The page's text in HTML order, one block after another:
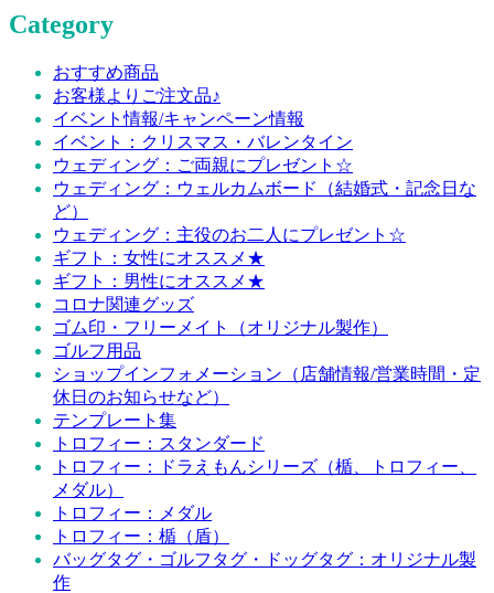
Category
おすすめ商品
お客様よりご注文品♪
イベント情報/キャンペーン情報
イベント：クリスマス・バレンタイン
ウェディング：ご両親にプレゼント☆
ウェディング：ウェルカムボード（結婚式・記念日な
ど）
ウェディング：主役のお二人にプレゼント☆
ギフト：女性にオススメ★
ギフト：男性にオススメ★
コロナ関連グッズ
ゴム印・フリーメイト（オリジナル製作）
ゴルフ用品
ショップインフォメーション（店舗情報/営業時間・定
休日のお知らせなど）
テンプレート集
トロフィー：スタンダード
トロフィー：ドラえもんシリーズ（楯、トロフィー、
メダル）
トロフィー：メダル
トロフィー：楯（盾）
バッグタグ・ゴルフタグ・ドッグタグ：オリジナル製
作